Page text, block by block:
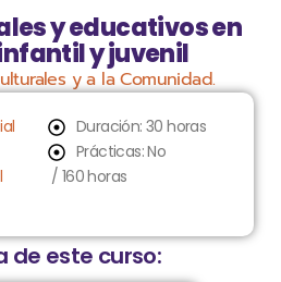
y educativos en
y juvenil
y a la Comunidad.
Duración: 30 horas
Prácticas: No
/ 160 horas
de este curso: